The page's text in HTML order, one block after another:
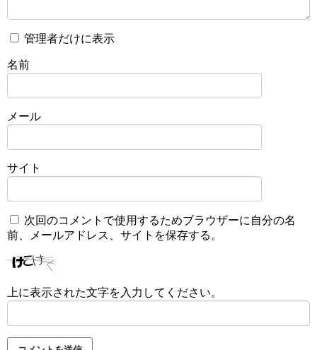
管理者だけに表示
名前
メール
サイト
次回のコメントで使用するためブラウザーに自分の名
前、メールアドレス、サイトを保存する。
上に表示された文字を入力してください。